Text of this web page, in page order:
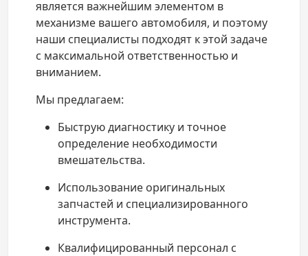
является важнейшим элементом в
механизме вашего автомобиля, и поэтому
наши специалисты подходят к этой задаче
с максимальной ответственностью и
вниманием.
Мы предлагаем:
Быструю диагностику и точное
определение необходимости
вмешательства.
Использование оригинальных
запчастей и специализированного
инструмента.
Квалифицированный персонал с